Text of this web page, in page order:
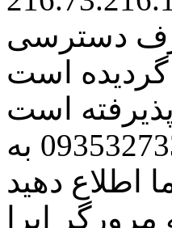
دسترسی
است
است
مراتب این مسئله را از طریق شماره تلفن 09353273300 به
اطلاع دهید
اپرا